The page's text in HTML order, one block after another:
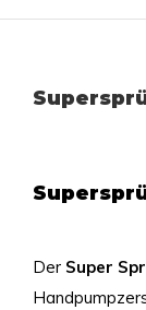
Der Super